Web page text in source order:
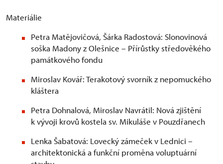
Materiálie
Petra Matějovičová, Šárka Radostová: Slonovinová
soška Madony z Olešnice – Přírůstky středověkého
památkového fondu
Miroslav Kovář: Terakotový svorník z nepomuckého
kláštera
Petra Dohnalová, Miroslav Navrátil: Nová zjištění
k vývoji krovů kostela sv. Mikuláše v Pouzdřanech
Lenka Šabatová: Lovecký zámeček v Lednici –
architektonická a funkční proměna voluptuární